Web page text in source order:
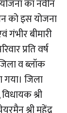
का नवीन
को इस योजना
गंभीर बीमारी
प्रति वर्ष
व ब्लॉक
गया। जिला
श्री